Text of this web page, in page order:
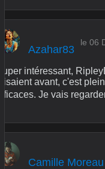
Azahar83
le 06
Super intéressant,
faisaient avant, c'est
efficaces. Je vais
Camille Moreau